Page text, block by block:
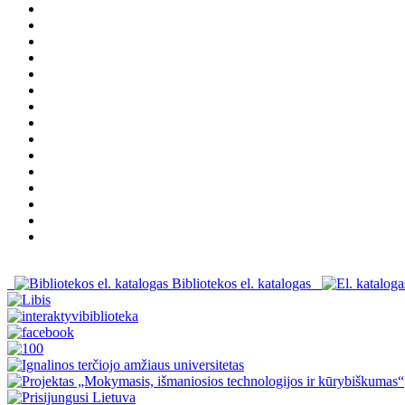
Bibliotekos el. katalogas